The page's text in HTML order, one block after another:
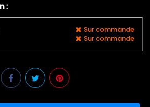
:
Sur commande
Sur commande